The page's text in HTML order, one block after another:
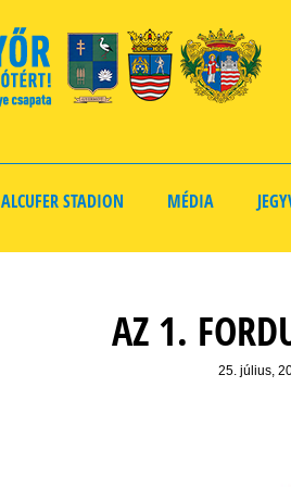
ALCUFER STADION MÉDIA
AZ 1.
25. július,